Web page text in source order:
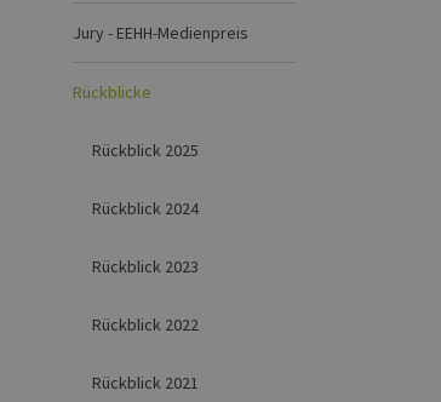
Jury - EEHH-Medienpreis
Rückblicke
Rückblick 2025
Rückblick 2024
Rückblick 2023
Rückblick 2022
Rückblick 2021